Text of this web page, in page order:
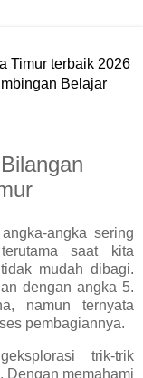
Timur terbaik 2026
Belajar
angka sering
saat kita
mudah dibagi.
dengan angka 5.
namun ternyata
pembagiannya.
trik-trik
Dengan memahami